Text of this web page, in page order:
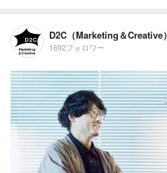
D2C（Marketing＆Creative）
1692フォロワー